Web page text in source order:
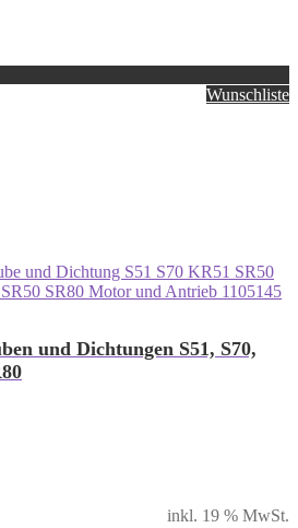
Wunschliste
und Dichtungen S51, S70,
inkl. 19 % MwSt.